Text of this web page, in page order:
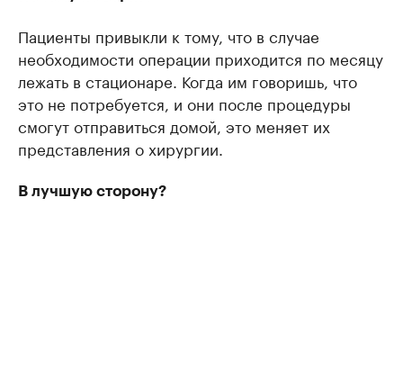
Пациенты привыкли к тому, что в случае
необходимости операции приходится по месяцу
лежать в стационаре. Когда им говоришь, что
это не потребуется, и они после процедуры
смогут отправиться домой, это меняет их
представления о хирургии.
В лучшую сторону?